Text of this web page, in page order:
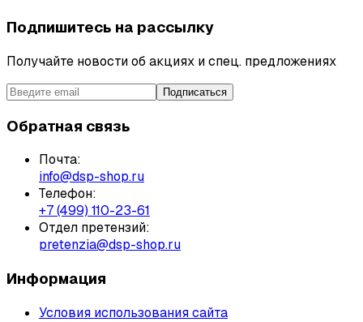
Подпишитесь на рассылку
Получайте новости об акциях и спец. предложениях
Подписаться
Обратная связь
Почта:
info@dsp-shop.ru
Телефон:
+7 (499) 110-23-61
Отдел претензий:
pretenzia@dsp-shop.ru
Информация
Условия использования сайта